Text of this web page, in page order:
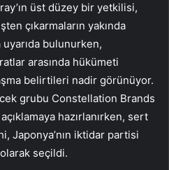
üst düzey bir yetkilisi,
çıkarmaların yakında
bulunurken,
arasında hükümeti
belirtileri nadir görünüyor.
grubu Constellation Brands
hazırlanırken, sert
Japonya’nın iktidar partisi
seçildi.